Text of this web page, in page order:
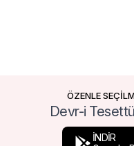
ÖZENLE
Devr-i
İNDİR